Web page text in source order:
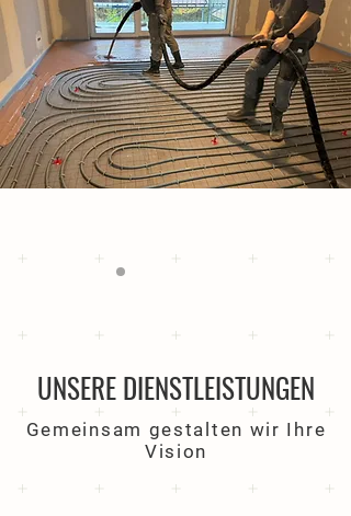
UNSERE DIENSTLEISTUNGEN
Gemeinsam gestalten wir Ihre
Vision